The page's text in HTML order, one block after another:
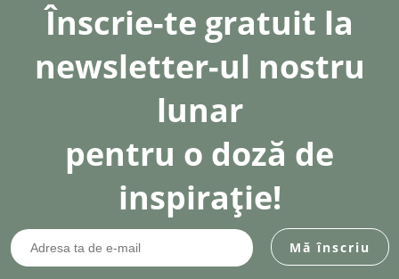
Înscrie-te gratuit la
newsletter-ul nostru
lunar
pentru o doză de
inspirație!